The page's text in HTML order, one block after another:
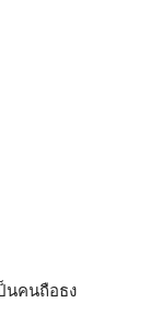
นคนถือธง